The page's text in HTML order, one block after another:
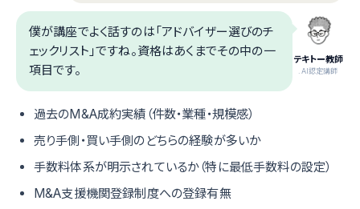
テキトー教師
.AI認定講師
僕が講座でよく話すのは「アドバイザー選びのチ
ェックリスト」ですね。資格はあくまでその中の一
項目です。
過去のM&A成約実績（件数・業種・規模感）
売り手側・買い手側のどちらの経験が多いか
手数料体系が明示されているか（特に最低手数料の設定）
M&A支援機関登録制度への登録有無